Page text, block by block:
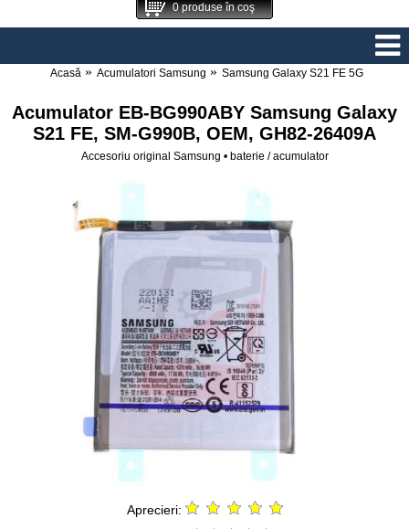
0produse în coş
Acasă Acumulatori Samsung Samsung Galaxy S21 FE 5G
Acumulator EB-BG990ABY Samsung Galaxy
S21 FE, SM-G990B, OEM, GH82-26409A
Accesoriu original Samsung • baterie / acumulator
Aprecieri: